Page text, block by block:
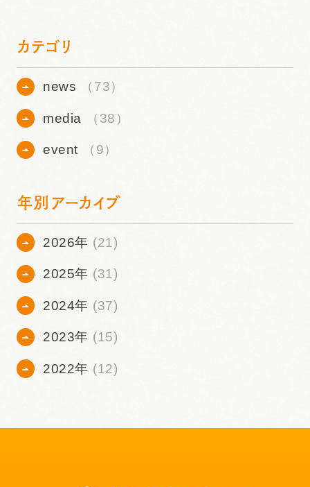
カテゴリ
news （73）
media （38）
event （9）
年別アーカイブ
2026年 (21)
2025年 (31)
2024年 (37)
2023年 (15)
2022年 (12)